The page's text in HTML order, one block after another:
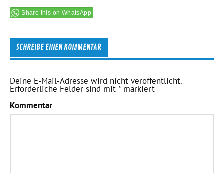
Share this on WhatsApp
SCHREIBE EINEN KOMMENTAR
Deine E-Mail-Adresse wird nicht veröffentlicht.
Erforderliche Felder sind mit*markiert
Kommentar